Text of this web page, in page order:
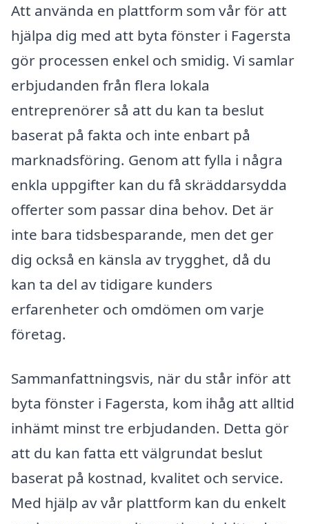
Att använda en plattform som vår för att
hjälpa dig med att byta fönster i Fagersta
gör processen enkel och smidig. Vi samlar
erbjudanden från flera lokala
entreprenörer så att du kan ta beslut
baserat på fakta och inte enbart på
marknadsföring. Genom att fylla i några
enkla uppgifter kan du få skräddarsydda
offerter som passar dina behov. Det är
inte bara tidsbesparande, men det ger
dig också en känsla av trygghet, då du
kan ta del av tidigare kunders
erfarenheter och omdömen om varje
företag.
Sammanfattningsvis, när du står inför att
byta fönster i Fagersta, kom ihåg att alltid
inhämt minst tre erbjudanden. Detta gör
att du kan fatta ett välgrundat beslut
baserat på kostnad, kvalitet och service.
Med hjälp av vår plattform kan du enkelt